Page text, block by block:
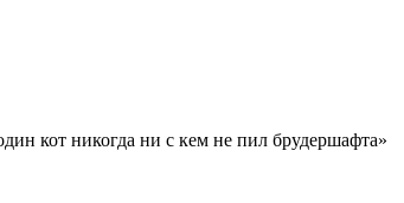
кот никогда ни с кем не пил брудершафта»